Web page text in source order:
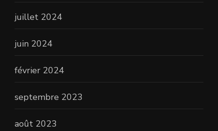
juillet 2024
juin 2024
février 2024
septembre 2023
août 2023